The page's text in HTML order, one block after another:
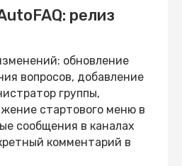
релиз
обновление
вопросов, добавление
группы,
стартового меню в
сообщения в каналах
комментарий в